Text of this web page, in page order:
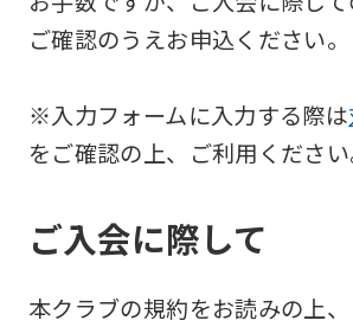
ご確認のうえお申込ください。
※入力フォームに入力する際は
をご確認の上、ご利用ください
ご入会に際して
本クラブの規約をお読みの上